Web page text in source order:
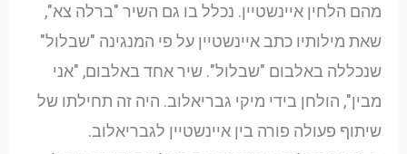
מהם הלחין איינשטיין. נכלל בו גם השיר "ברלה צא",
שאת מילותיו כתב איינשטיין על פי המנגינה "שבלול"
שנכללה באלבום "שבלול". שיר אחד באלבום, "אני
מבין", הולחן בידי מיקי גבריאלוב. היה זה תחילתו של
שיתוף פעולה פורה בין איינשטיין לגבריאלוב.